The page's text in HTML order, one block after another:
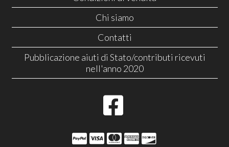
Chi siamo
Contatti
Pubblicazione aiuti di Stato/contributi ricevuti
nell'anno 2020